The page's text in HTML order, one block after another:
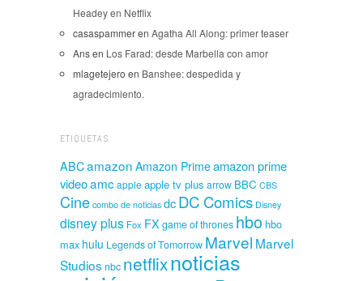
Headey en Netflix
casaspammeren Agatha All Along: primer teaser
Ansen Los Farad: desde Marbella con amor
mlagetejero en Banshee: despedida y
agradecimiento.
ETIQUETAS
ABCamazon Amazon Primeamazon prime
videoamcapple apple tv plus arrow BBC CBS
Cine combo de noticias dcDC Comics Disney
disney plus Fox FX game of thrones hbo hbo
max hulu Legends of Tomorrow Marvel Marvel
Studios nbc netflixnoticias